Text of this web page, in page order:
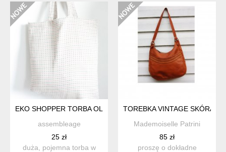
EKO SHOPPER TORBA OLBRZYMKA ASSEMBLEAGE
assembleage
25 zł
duża, pojemna torba w
TOREBKA VINTAGE SKÓRA
Mademoiselle Patrini
85 zł
proszę o dokładne